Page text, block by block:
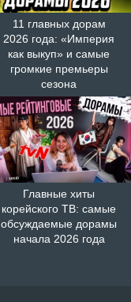
11 главных дорам
2026 года: «Империя
как выкуп» и самые
громкие премьеры
сезона
Главные хиты
корейского ТВ: самые
обсуждаемые дорамы
начала 2026 года